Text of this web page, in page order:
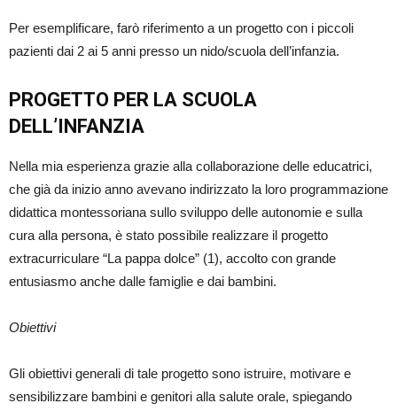
Per esemplificare, farò riferimento a un progetto con i piccoli
pazienti dai 2 ai 5 anni presso un nido/scuola dell’infanzia.
PROGETTO PER LA SCUOLA
DELL’INFANZIA
Nella mia esperienza grazie alla collaborazione delle educatrici,
che già da inizio anno avevano indirizzato la loro programmazione
didattica montessoriana sullo sviluppo delle autonomie e sulla
cura alla persona, è stato possibile realizzare il progetto
extracurriculare “La pappa dolce” (1), accolto con grande
entusiasmo anche dalle famiglie e dai bambini.
Obiettivi
Gli obiettivi generali di tale progetto sono istruire, motivare e
sensibilizzare bambini e genitori alla salute orale, spiegando